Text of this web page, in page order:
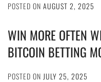
POSTED ON AUGUST 2, 2025
WIN MORE OFTEN
BITCOIN BETTING
POSTED ON JULY 25, 2025